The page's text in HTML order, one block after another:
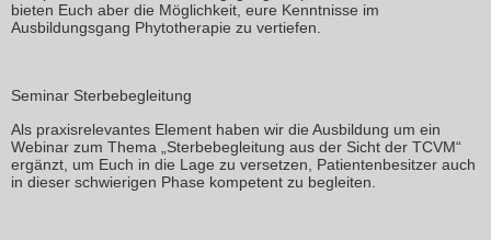
bieten Euch aber die Möglichkeit, eure Kenntnisse im
Ausbildungsgang Phytotherapie zu vertiefen.
Seminar Sterbebegleitung
Als praxisrelevantes Element haben wir die Ausbildung um ein
Webinar zum Thema „Sterbebegleitung aus der Sicht der TCVM“
ergänzt, um Euch in die Lage zu versetzen, Patientenbesitzer auch
in dieser schwierigen Phase kompetent zu begleiten.